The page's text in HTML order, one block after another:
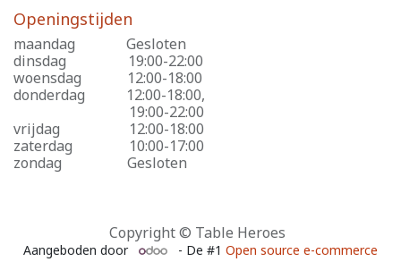
Openingstijden
maandag
​Gesloten
dinsdag
​19:00-22:00
woensdag
​12:00-18:00
donderdag
​12:00-18:00,
​19:00-22:00
vrijdag
​12:00-18:00
zaterdag
​10:00-17:00
zondag
​Gesloten
Copyright © Table Heroes
Aangeboden door - De #1Open source e-commerce